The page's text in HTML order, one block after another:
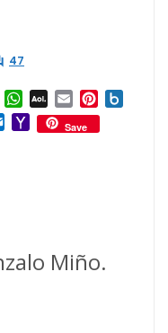
47
WhatsApp
AOL
Mail
Email Pinterest
Outlook.com
YahooSave
Miño.